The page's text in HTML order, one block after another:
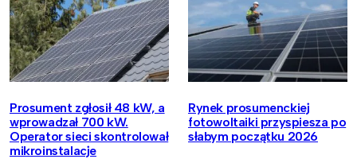
Prosument zgłosił 48 kW, a
wprowadzał 700 kW.
Operator sieci skontrolował
mikroinstalacje
Rynek prosumenckiej
fotowoltaiki przyspiesza po
słabym początku 2026